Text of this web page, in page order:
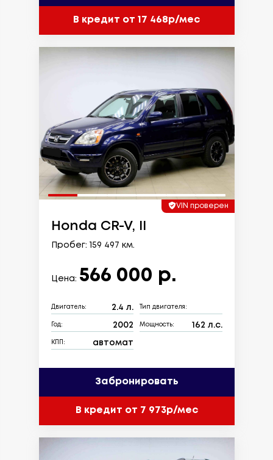
В кредит от 17 468р/мес
VIN проверен
Honda CR-V, II
Пробег: 159 497 км.
Цена: 566 000 р.
Двигатель: 2.4 л. Тип двигателя:
Год: 2002 Мощность: 162 л.с.
КПП: автомат
Забронировать
В кредит от 7 973р/мес